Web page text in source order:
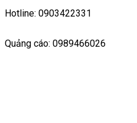
Hotline: 0903422331
Quảng cáo: 0989466026